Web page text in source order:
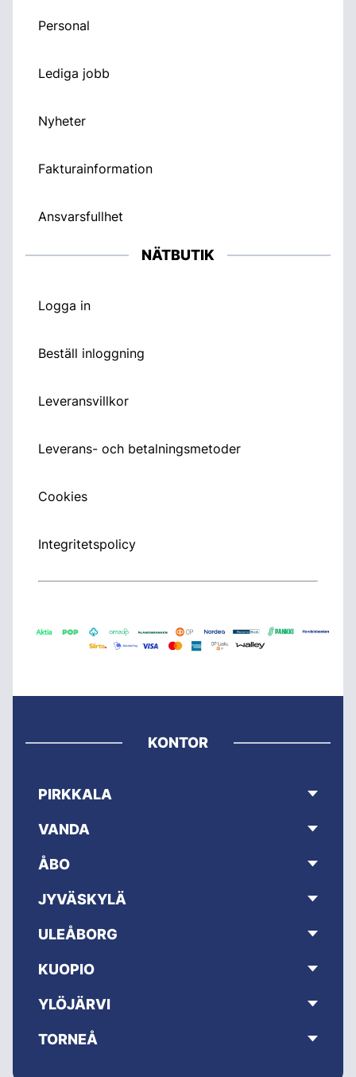
Personal
Lediga jobb
Nyheter
Fakturainformation
Ansvarsfullhet
NÄTBUTIK
Logga in
Beställ inloggning
Leveransvillkor
Leverans- och betalningsmetoder
Cookies
Integritetspolicy
KONTOR
PIRKKALA
VANDA
ÅBO
JYVÄSKYLÄ
ULEÅBORG
KUOPIO
YLÖJÄRVI
TORNEÅ